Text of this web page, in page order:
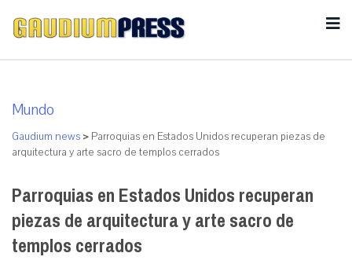
Mundo
Gaudium news > Parroquias en Estados Unidos recuperan piezas de
arquitectura y arte sacro de templos cerrados
Parroquias en Estados Unidos recuperan
piezas de arquitectura y arte sacro de
templos cerrados